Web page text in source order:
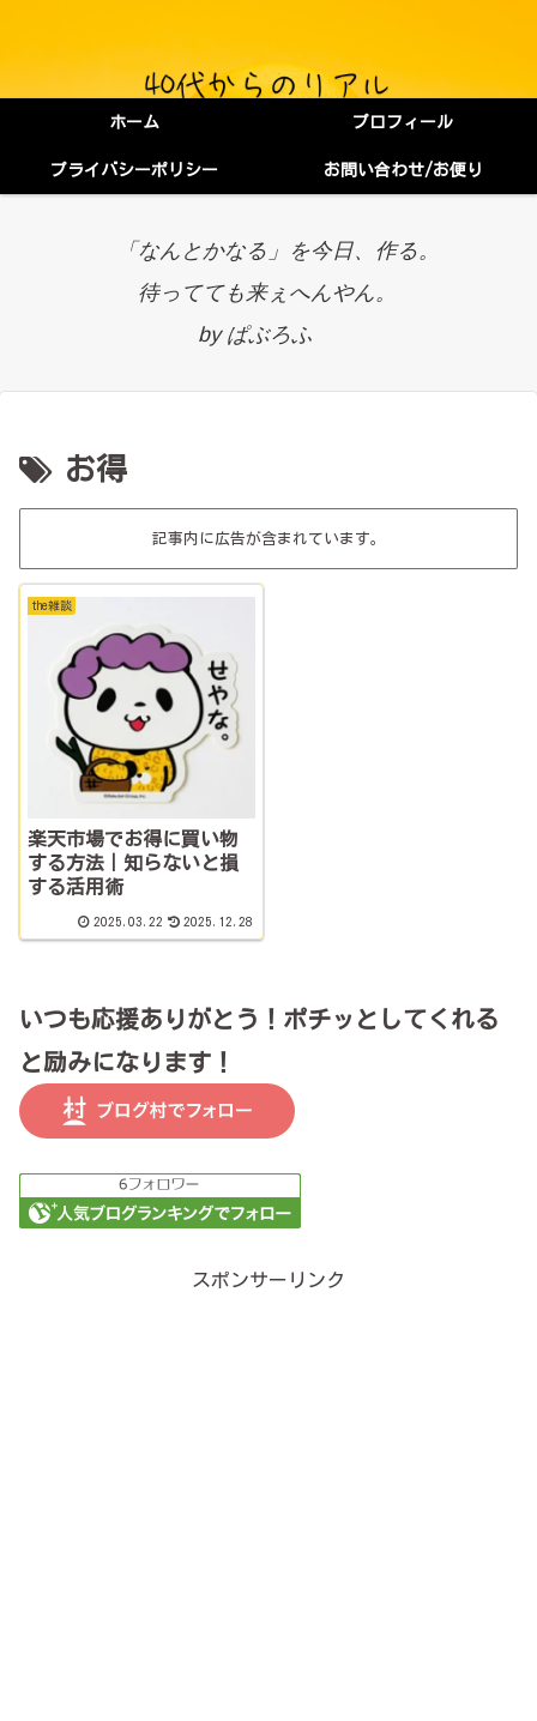
ホーム プロフィール
プライバシーポリシー お問い合わせ/お便り
「なんとかなる」を今日、作る。
待ってても来ぇへんやん。
by ぱぶろふ
お得
記事内に広告が含まれています。
the雑談
楽天市場でお得に買い物
する方法｜知らないと損
する活用術
2025.03.22 2025.12.28
いつも応援ありがとう！ポチッとしてくれる
と励みになります！
スポンサーリンク